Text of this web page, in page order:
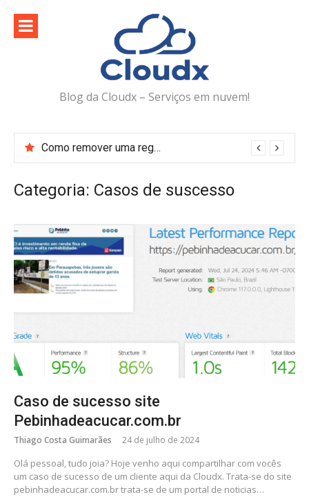
para
Blog da Cloudx – Serviços em nuvem!
Como remover uma regra do Web Application Firewall (WAF) no DirectAdmin
Categoria: Casos de suscesso
Caso de sucesso site
Pebinhadeacucar.com.br
Thiago Costa Guimarães 24 de julho de 2024
Olá pessoal, tudo joia? Hoje venho aqui compartilhar com vocês
um caso de sucesso de um cliente aqui da Cloudx. Trata-se do site
pebinhadeacucar.com.br trata-se de um portal de noticias…